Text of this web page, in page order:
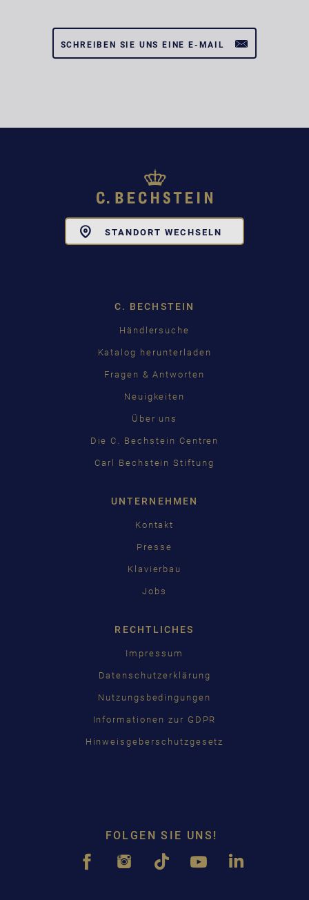
SCHREIBEN SIE UNS EINE E-MAIL
STANDORT WECHSELN
C. BECHSTEIN
Händlersuche
Katalog herunterladen
Fragen & Antworten
Neuigkeiten
Über uns
Die C. Bechstein Centren
Carl Bechstein Stiftung
UNTERNEHMEN
Kontakt
Presse
Klavierbau
Jobs
RECHTLICHES
Impressum
Datenschutzerklärung
Nutzungsbedingungen
Informationen zur GDPR
Hinweisgeberschutzgesetz
FOLGEN SIE UNS!